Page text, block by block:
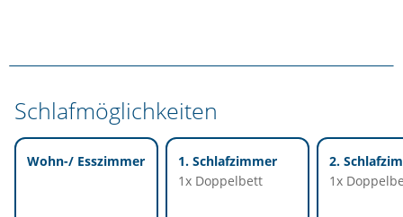
Schlafmöglichkeiten
Wohn-/ Esszimmer
1. Schlafzimmer
1x Doppelbett
2.
1x